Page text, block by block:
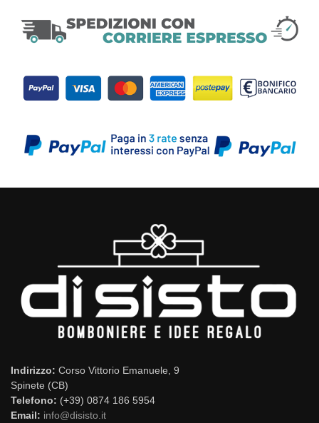
Indirizzo: Corso Vittorio Emanuele, 9
Spinete (CB)
Telefono: (+39) 0874 186 5954
Email: info@disisto.it